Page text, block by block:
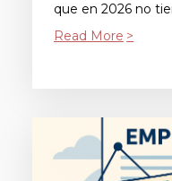
que en 2026 no
Read More